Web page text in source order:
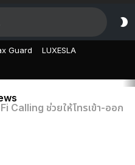
Guard LUXESLA
Calling ช่วยให้โทรเข้า-ออก